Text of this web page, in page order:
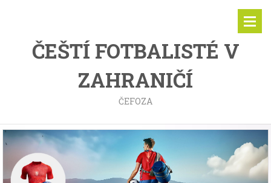
ČEŠTÍ FOTBALISTÉ V
ZAHRANIČÍ
ČEFOZA